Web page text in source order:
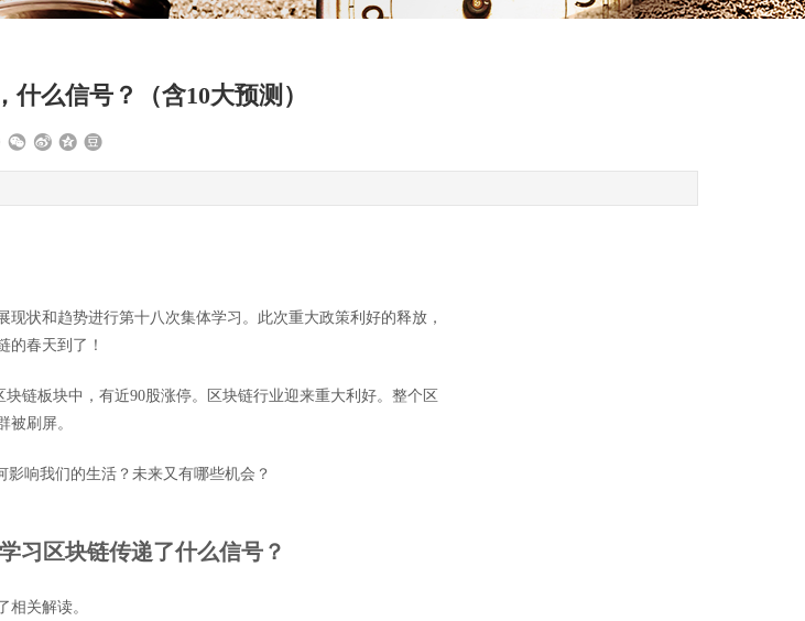
什么信号？（含10大预测）
状和趋势进行第十八次集体学习。此次重大政策利好的释放，
的春天到了！
链板块中，有近90股涨停。区块链行业迎来重大利好。整个区
刷屏。
影响我们的生活？未来又有哪些机会？
习区块链传递了什么信号？
相关解读。